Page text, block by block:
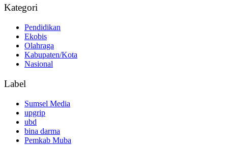
Kategori
Pendidikan
Ekobis
Olahraga
Kabupaten/Kota
Nasional
Label
Sumsel Media
upgrip
ubd
bina darma
Pemkab Muba